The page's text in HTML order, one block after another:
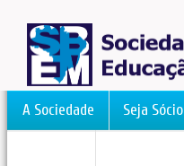
A Sociedade Seja Sócio